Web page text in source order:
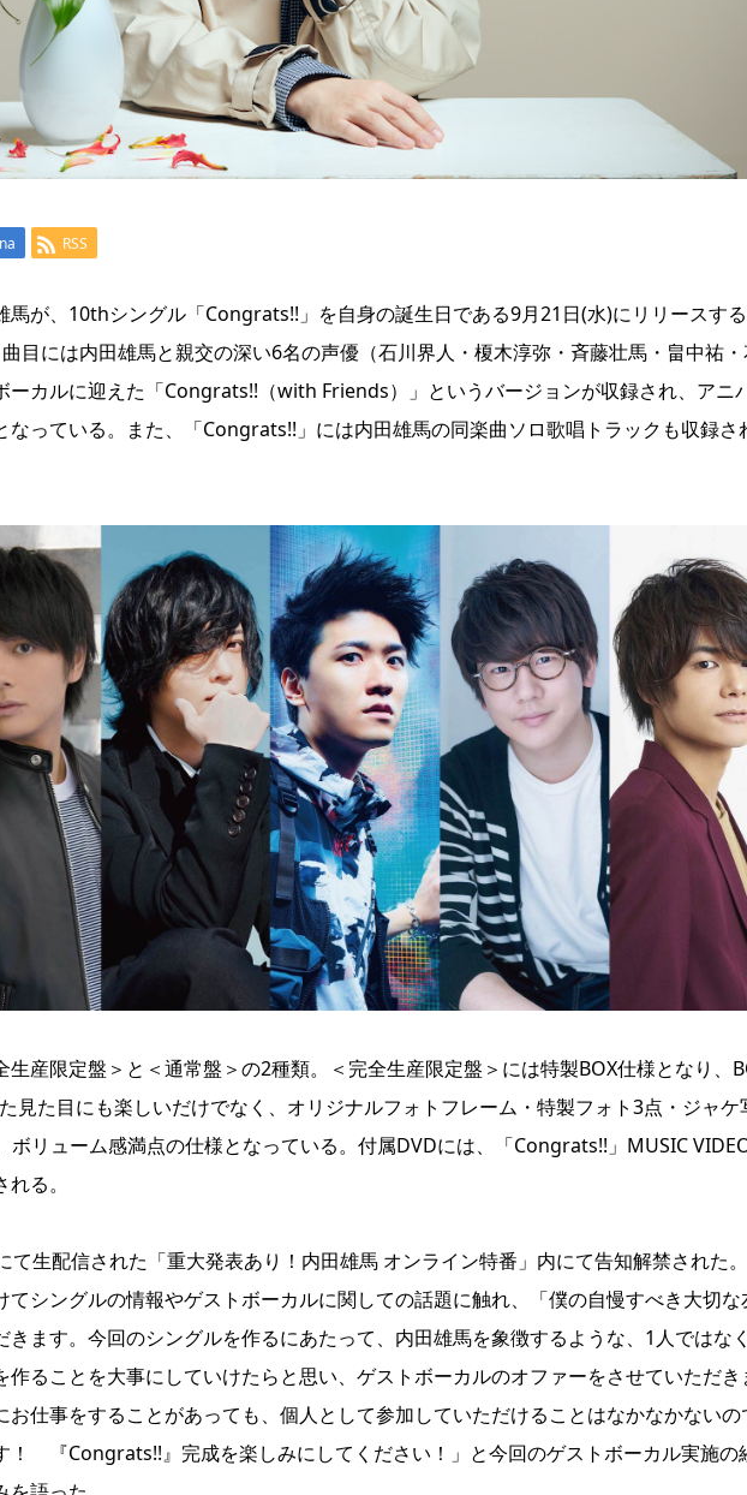
RSS
馬が、10thシングル「Congrats!!」を自身の誕生日である9月21日(水)にリリースす
目には内田雄馬と親交の深い6名の声優（石川界人・榎木淳弥・斉藤壮馬・畠中祐
ーカルに迎えた「Congrats!!（with Friends）」というバージョンが収録され、アニ
なっている。また、「Congrats!!」には内田雄馬の同楽曲ソロ歌唱トラックも収録さ
生産限定盤＞と＜通常盤＞の2種類。＜完全生産限定盤＞には特製BOX仕様となり、
見た目にも楽しいだけでなく、オリジナルフォトフレーム・特製フォト3点・ジャケ
リューム感満点の仕様となっている。付属DVDには、「Congrats!!」MUSIC
る。
て生配信された「重大発表あり！内田雄馬 オンライン特番」内にて告知解禁された
てシングルの情報やゲストボーカルに関しての話題に触れ、「僕の自慢すべき大切な
きます。今回のシングルを作るにあたって、内田雄馬を象徴するような、1人ではな
作ることを大事にしていけたらと思い、ゲストボーカルのオファーをさせていただき
お仕事をすることがあっても、個人として参加していただけることはなかなかないの
！ 『Congrats!!』完成を楽しみにしてください！」と今回のゲストボーカル実施の